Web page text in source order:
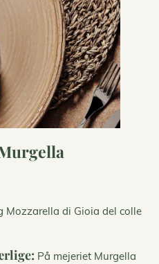
Mozzarella di Gioia del colle
På mejeriet Murgella